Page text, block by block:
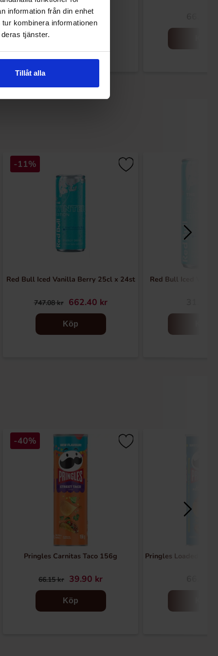
information från din enhet
kombinera informationen
tjänster.
Tillåt alla
Flavour 160g
34.93 kr
-11%
Red Bull Iced Vanilla Berry 25cl x 24st
747.08 kr 662.40 kr
Köp
Red Bull Iced
-40%
Pringles Carnitas Taco 156g
66.15 kr 39.90 kr
Köp
Pringles Loaded